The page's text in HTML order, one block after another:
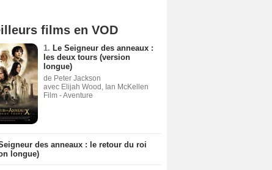
films en VOD
1. Le Seigneur des anneaux :
les deux tours (version
longue)
de Peter Jackson
avec Elijah Wood, Ian McKellen
Film - Aventure
des anneaux : le retour du roi
longue)